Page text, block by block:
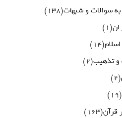
سوالات و شبهات(138)
(1)
(14)
و تذهیب(2)
(2)
(19)
قرآن(163)